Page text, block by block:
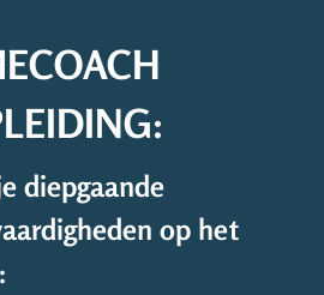
diepgaande
op het